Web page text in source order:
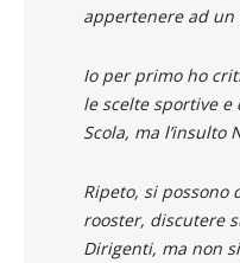
appertenere ad un
Io per primo ho
le scelte sportive
Scola, ma l’insulto
Ripeto, si possono
rooster, discutere
Dirigenti, ma non